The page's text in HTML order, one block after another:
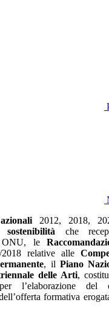
2012, 2018,
che
ONU, le
2018 relative alle
, ilPiano
delle Arti,
per l’elaborazione del
formativa